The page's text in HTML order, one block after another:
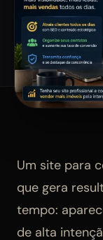
Um site para
que gera
tempo:
de alta